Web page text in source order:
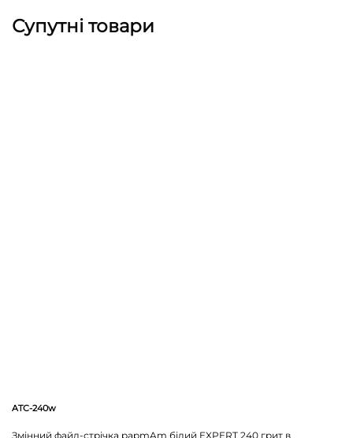
Супутні товари
ATC-240w
Змінний файл-стрічка papmAm білий EXPERT 240 грит в